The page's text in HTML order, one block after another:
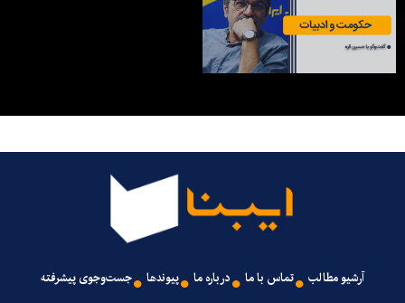
آرشیو مطالب تماس با ما درباره ما پیوندها جست‌وجوی پیشرفته